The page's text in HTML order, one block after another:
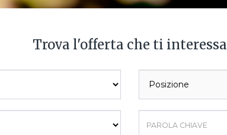
Trova l'offerta che ti interessa